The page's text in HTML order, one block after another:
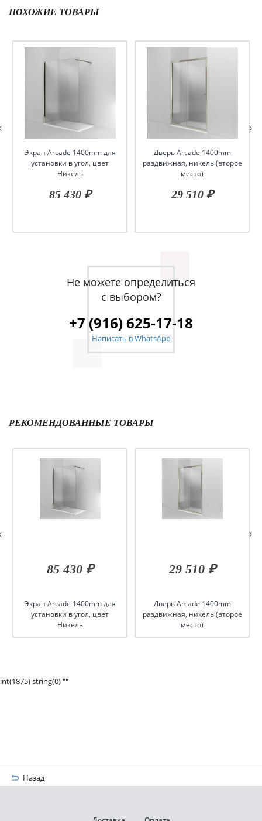
ПОХОЖИЕ ТОВАРЫ
Экран Arcade 1400mm для
установки в угол, цвет
Никель
85 430 ₽
Дверь Arcade 1400mm
раздвижная, никель (второе
место)
29 510 ₽
Не можете определиться
с выбором?
+7 (916) 625-17-18
Написать в WhatsApp
РЕКОМЕНДОВАННЫЕ ТОВАРЫ
85 430 ₽
Экран Arcade 1400mm для
установки в угол, цвет
Никель
29 510 ₽
Дверь Arcade 1400mm
раздвижная, никель (второе
место)
int(1875) string(0) ""
Назад